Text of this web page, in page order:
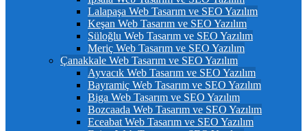
Lalapaşa Web Tasarım ve SEO Yazılım
Keşan Web Tasarım ve SEO Yazılım
Süloğlu Web Tasarım ve SEO Yazılım
Meriç Web Tasarım ve SEO Yazılım
Çanakkale Web Tasarım ve SEO Yazılım
Ayvacık Web Tasarım ve SEO Yazılım
Bayramiç Web Tasarım ve SEO Yazılım
Biga Web Tasarım ve SEO Yazılım
Bozcaada Web Tasarım ve SEO Yazılım
Eceabat Web Tasarım ve SEO Yazılım